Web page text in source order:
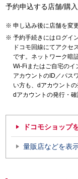
予約申込する店舗/購
申し込み後に店舗を変
予約手続きにはログイ
ドコモ回線にてアクセ
です。ネットワーク暗
Wi-Fiまたはご自宅のイ
アカウントのID／パス
い方も、dアカウントの
dアカウントの発行・確
ドコモショップ
量販店などを表